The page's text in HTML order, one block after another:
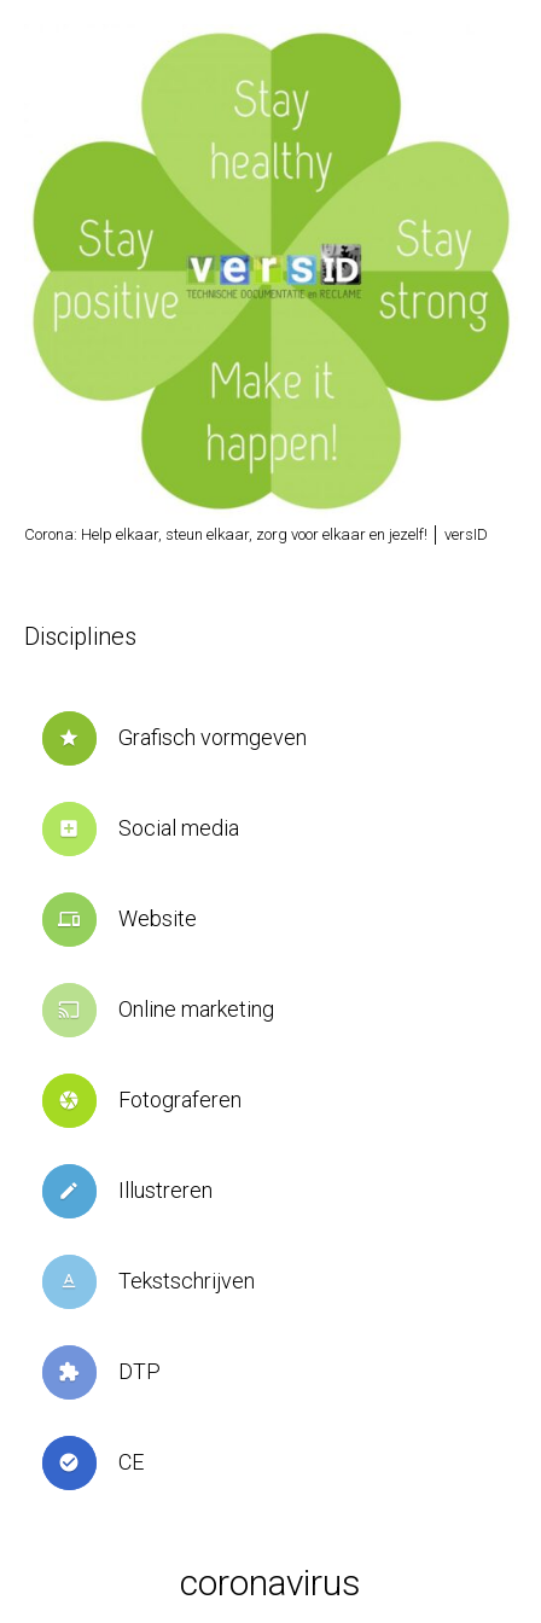
Corona: Help elkaar, steun elkaar, zorg voor elkaar en jezelf! │ versID
Disciplines
star Grafisch vormgeven
add_box Social media
devices Website
cast Online marketing
camera Fotograferen
create Illustreren
text_format Tekstschrijven
extension DTP
check_circle CE
coronavirus